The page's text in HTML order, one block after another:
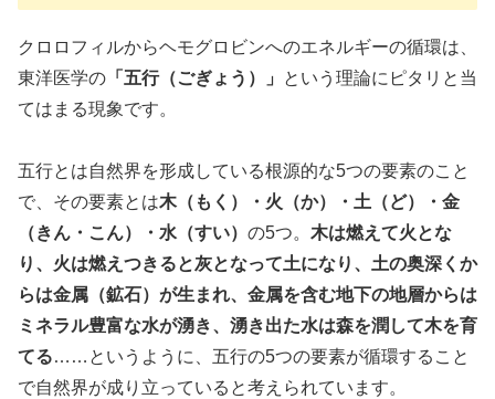
クロロフィルからヘモグロビンへのエネルギーの循環は、
東洋医学の 「五行（ごぎょう）」
という理論にピタリと当
てはまる現象です。
五行とは自然界を形成している根源的な5つの要素のこと
で、その要素とは木（もく）・火（か）・土（ど）・金
（きん・こん）・水（すい） の5つ。 木は燃えて火とな
り、火は燃えつきると灰となって土になり、土の奥深くか
らは金属（鉱石）が生まれ、金属を含む地下の地層からは
ミネラル豊富な水が湧き、湧き出た水は森を潤して木を育
てる……というように、五行の5つの要素が循環すること
で自然界が成り立っていると考えられています。